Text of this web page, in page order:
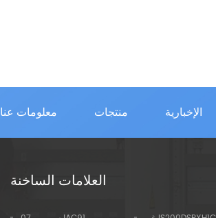
معلومات عنا منتجات الإخبارية
العلامات الساخنة